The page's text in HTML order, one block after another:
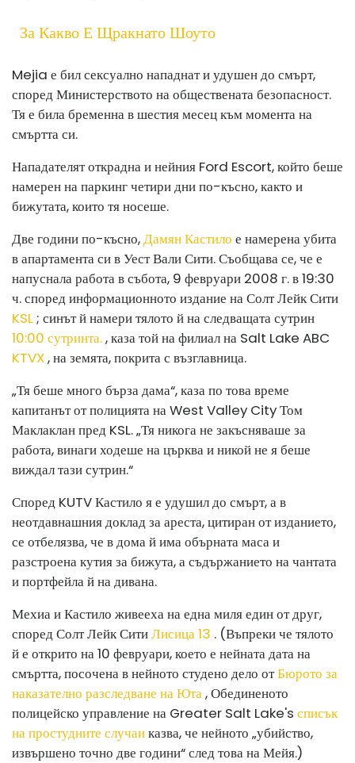
За Какво Е Щракнато Шоуто
Mejia е бил сексуално нападнат и удушен до смърт,
според Министерството на обществената безопасност.
Тя е била бременна в шестия месец към момента на
смъртта си.
Нападателят открадна и нейния Ford Escort, който беше
намерен на паркинг четири дни по-късно, както и
бижутата, които тя носеше.
Две години по-късно,Дамян Кастило е намерена убита
в апартамента си в Уест Вали Сити. Съобщава се, че е
напуснала работа в събота, 9 февруари 2008 г. в 19:30
ч. според информационното издание на Солт Лейк Сити
KSL; синът й намери тялото й на следващата сутрин
10:00 сутринта., каза той на филиал на Salt Lake ABC
KTVX, на земята, покрита с възглавница.
„Тя беше много бърза дама“, каза по това време
капитанът от полицията на West Valley City Том
Маклаклан пред KSL. „Тя никога не закъсняваше за
работа, винаги ходеше на църква и никой не я беше
виждал тази сутрин.“
Според KUTV Кастило я е удушил до смърт, а в
неотдавнашния доклад за ареста, цитиран от изданието,
се отбелязва, че в дома й има обърната маса и
разстроена кутия за бижута, а съдържанието на чантата
и портфейла й на дивана.
Мехиа и Кастило живееха на една миля един от друг,
според Солт Лейк СитиЛисица 13 . (Въпреки че тялото
й е открито на 10 февруари, което е нейната дата на
смъртта, посочена в нейното студено дело отБюрото за
наказателно разследване на Юта, Обединеното
полицейско управление на Greater Salt Lake's списък
на простудните случаиказва, че нейното „убийство,
извършено точно две години“ след това на Мейя.)